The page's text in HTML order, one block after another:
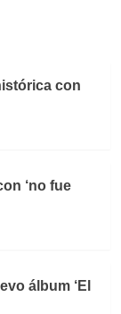
con
‘no fue
álbum ‘El